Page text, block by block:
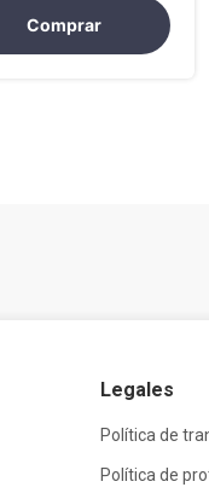
Comprar
Legales
Política de
Política de